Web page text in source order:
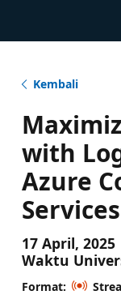
Kembali
with
Azure
Services
17 April, 2025
Waktu
Format: